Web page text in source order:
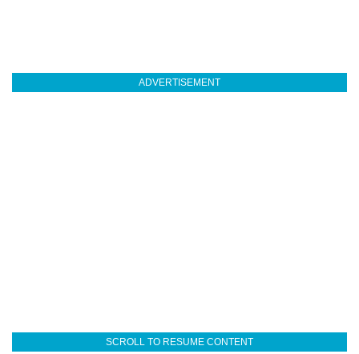
ADVERTISEMENT
SCROLL TO RESUME CONTENT